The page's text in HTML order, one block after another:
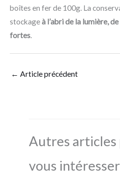
boîtes en fer de 100g. La
stockageà l’abri de la lumière,
fortes
← Article précédent
Autres articles
vous